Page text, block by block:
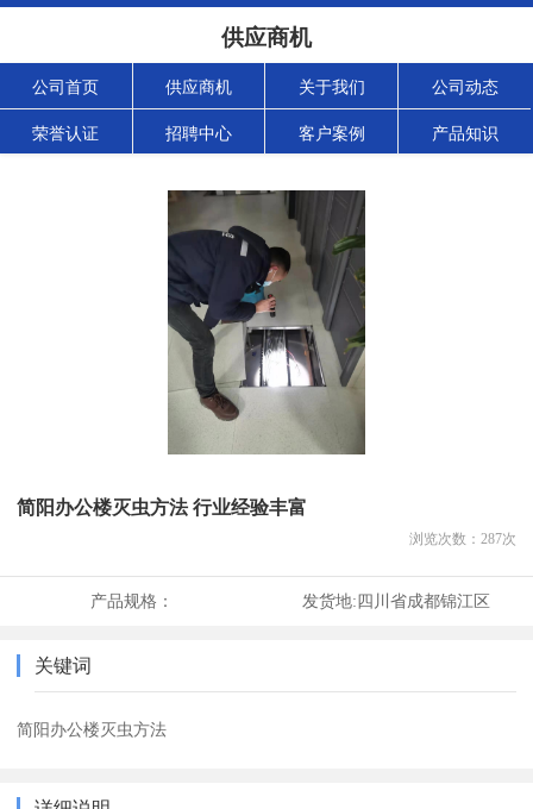
供应商机
公司首页 供应商机 关于我们 公司动态
荣誉认证 招聘中心 客户案例 产品知识
简阳办公楼灭虫方法 行业经验丰富
浏览次数： 287次
产品规格： 发货地:四川省成都锦江区
关键词
简阳办公楼灭虫方法